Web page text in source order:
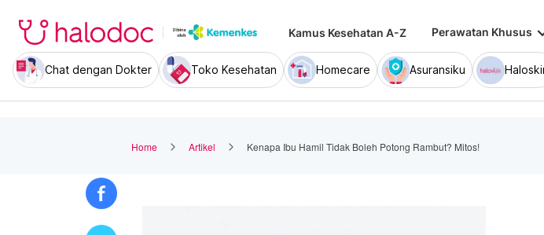
Kamus Kesehatan A-Z Perawatan Khusus
Chat dengan Dokter Toko Kesehatan Homecare Asuransiku
Home Artikel Kenapa Ibu Hamil Tidak Boleh Potong Rambut? Mitos!